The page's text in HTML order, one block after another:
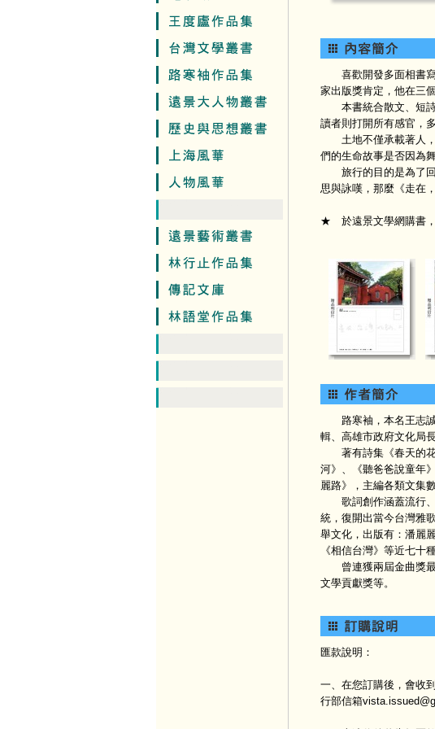
喜歡開發多面相書寫
家出版獎肯定，他在三
本書統合散文、短詩
讀者則打開所有感官，
土地不僅承載著人，
們的生命故事是否因為
旅行的目的是為了回
思與詠嘆，那麼《走在
★ 於遠景文學網購書，
路寒袖，本名王志誠
輯、高雄市政府文化局
著有詩集《春天的花
河》、《聽爸爸說童年
麗路》，主編各類文集數
歌詞創作涵蓋流行、
統，復開出當今台灣雅
舉文化，出版有：潘麗
《相信台灣》等近七十
曾連獲兩屆金曲獎最
文學貢獻獎等。
匯款說明：
一、在您訂購後，會收
行部信箱